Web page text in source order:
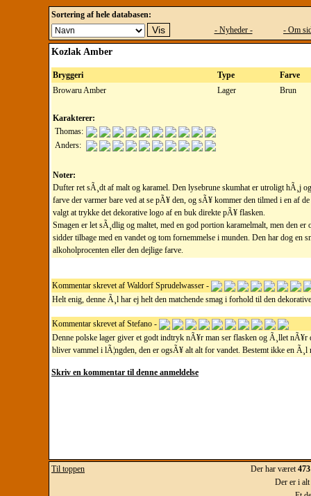
Sortering af hele databasen:
- Nyheder -
- Om
Kozlak Amber
Bryggeri Type
Farve
Browaru Amber
Lager Brun
Karakterer:
Thomas:
Anders:
Noter:
Dufter ret sÃ¸dt af malt og karamel. Den lysebrune skumhat er utroligt hÃ¸j
farve der varmer bare ved at se pÃ¥ den, og sÃ¥ kommer den tilmed i en af
valgt at trykke det dekorative logo af en buk direkte pÃ¥ flasken.
Smagen er let sÃ¸dlig og maltet, med en god portion karamelmalt, men den
sidder tilbage med en vandet og tom fornemmelse i munden. Den har dog en
alkoholprocenten eller den dejlige farve.
Kommentar skrevet af Waldorf Sprudelwasser -
Helt enig, denne Ã¸l har ej helt den matchende smag i forhold til den
Kommentar skrevet af Stefano -
Denne polske lager giver et godt indtryk nÃ¥r man ser flasken og Ã¸llet
bliver vammel i lÃ¦ngden, den er ogsÃ¥ alt alt for vandet. Bestemt ikke en
Skriv en kommentar til denne anmeldelse
Til toppen Der har været
Der er i alt